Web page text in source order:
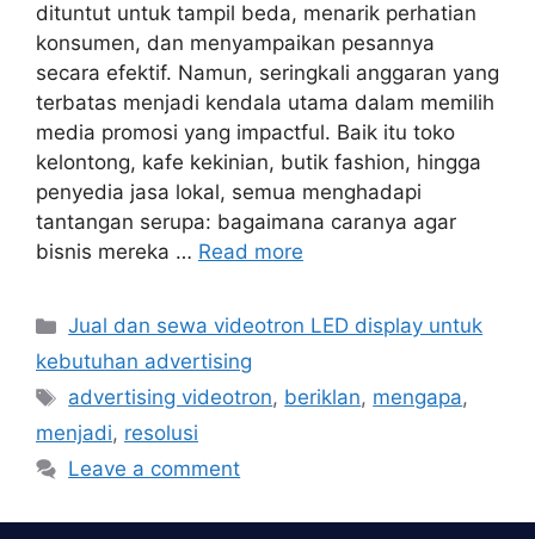
dituntut untuk tampil beda, menarik perhatian
konsumen, dan menyampaikan pesannya
secara efektif. Namun, seringkali anggaran yang
terbatas menjadi kendala utama dalam memilih
media promosi yang impactful. Baik itu toko
kelontong, kafe kekinian, butik fashion, hingga
penyedia jasa lokal, semua menghadapi
tantangan serupa: bagaimana caranya agar
bisnis mereka … Read more
Categories
Jual dan sewa videotron LED display untuk
kebutuhan advertising
Tags
advertising videotron, beriklan, mengapa,
menjadi, resolusi
Leave a comment